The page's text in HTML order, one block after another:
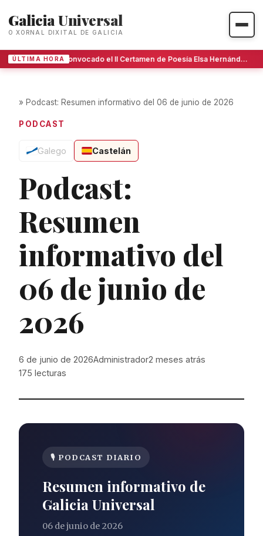
Galicia Universal
O XORNAL DIXITAL DE GALICIA
ÚLTIMA HORA Convocado el II Certamen de Poesía Elsa Hernández Baute en Tenerife
» Podcast: Resumen informativo del 06 de junio de 2026
PODCAST
Galego Castelán
Podcast:
Resumen
informativo del
06 de junio de
2026
6 de junio de 2026Administrador2 meses atrás
175 lecturas
🎙 PODCAST DIARIO
Resumen informativo de
Galicia Universal
06 de junio de 2026